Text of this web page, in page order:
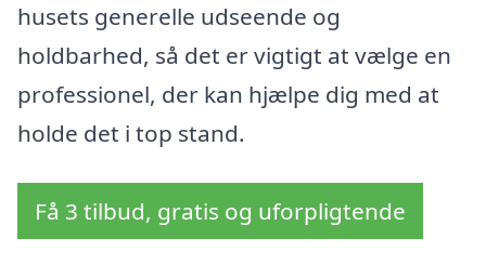
husets generelle udseende og
holdbarhed, så det er vigtigt at vælge en
professionel, der kan hjælpe dig med at
holde det i top stand.
Få 3 tilbud, gratis og uforpligtende